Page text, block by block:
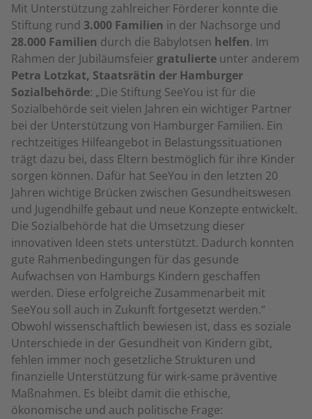
Mit Unterstützung zahlreicher Förderer konnte die
Stiftung rund 3.000 Familien in der Nachsorge und
28.000 Familien durch die Babylotsen helfen. Im
Rahmen der Jubiläumsfeier gratulierte unter anderem
Petra Lotzkat, Staatsrätin der Hamburger
Sozialbehörde: „Die Stiftung SeeYou ist für die
Sozialbehörde seit vielen Jahren ein wichtiger Partner
bei der Unterstützung von Hamburger Familien. Ein
rechtzeitiges Hilfeangebot in Belastungssituationen
trägt dazu bei, dass Eltern bestmöglich für ihre Kinder
sorgen können. Dafür hat SeeYou in den letzten 20
Jahren wichtige Brücken zwischen Gesundheitswesen
und Jugendhilfe gebaut und neue Konzepte entwickelt.
Die Sozialbehörde hat die Umsetzung dieser
innovativen Ideen stets unterstützt. Dadurch konnten
gute Rahmenbedingungen für das gesunde
Aufwachsen von Hamburgs Kindern geschaffen
werden. Diese erfolgreiche Zusammenarbeit mit
SeeYou soll auch in Zukunft fortgesetzt werden.“
Obwohl wissenschaftlich bewiesen ist, dass es soziale
Unterschiede in der Gesundheit von Kindern gibt,
fehlen immer noch gesetzliche Strukturen und
finanzielle Unterstützung für wirk-same präventive
Maßnahmen. Es bleibt damit die ethische,
ökonomische und auch politische Frage: